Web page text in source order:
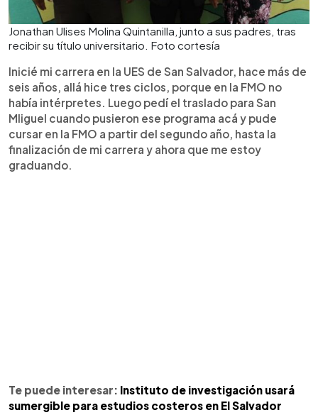
Jonathan Ulises Molina Quintanilla, junto a sus padres, tras
recibir su título universitario. Foto cortesía
Inicié mi carrera en la UES de San Salvador, hace más de
seis años, allá hice tres ciclos, porque en la FMO no
había intérpretes. Luego pedí el traslado para San
MIiguel cuando pusieron ese programa acá y pude
cursar en la FMO a partir del segundo año, hasta la
finalización de mi carrera y ahora que me estoy
graduando.
Te puede interesar: Instituto de investigación usará
sumergible para estudios costeros en El Salvador